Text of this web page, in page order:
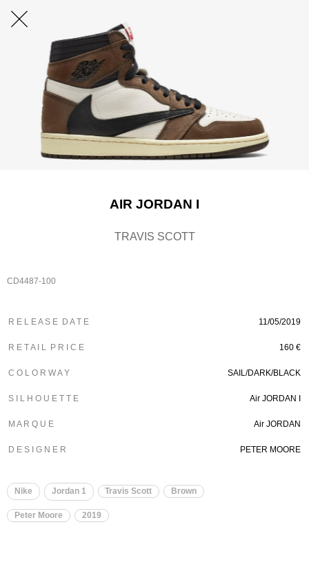
AIR JORDAN I
TRAVIS SCOTT
CD4487-100
R E L E A S E D A T E 11/05/2019
R E T A I L P R I C E 160 €
C O L O R W A Y SAIL/DARK/BLACK
S I L H O U E T T E Air JORDAN I
M A R Q U E Air JORDAN
D E S I G N E R PETER MOORE
Nike Jordan 1 Travis Scott Brown
Peter Moore 2019